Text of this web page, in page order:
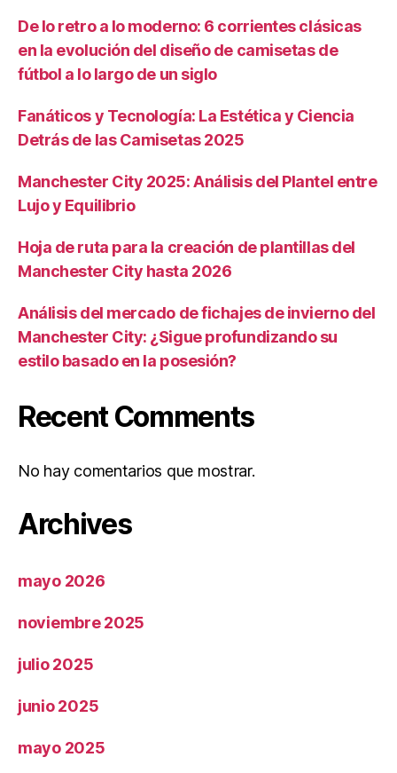
De lo retro a lo moderno: 6 corrientes clásicas
en la evolución del diseño de camisetas de
fútbol a lo largo de un siglo
Fanáticos y Tecnología: La Estética y Ciencia
Detrás de las Camisetas 2025
Manchester City 2025: Análisis del Plantel entre
Lujo y Equilibrio
Hoja de ruta para la creación de plantillas del
Manchester City hasta 2026
Análisis del mercado de fichajes de invierno del
Manchester City: ¿Sigue profundizando su
estilo basado en la posesión?
Recent Comments
No hay comentarios que mostrar.
Archives
mayo 2026
noviembre 2025
julio 2025
junio 2025
mayo 2025